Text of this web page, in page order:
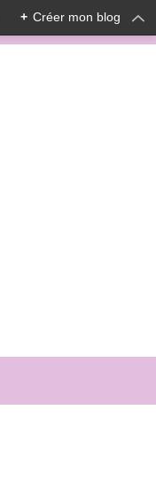
+ Créer mon blog